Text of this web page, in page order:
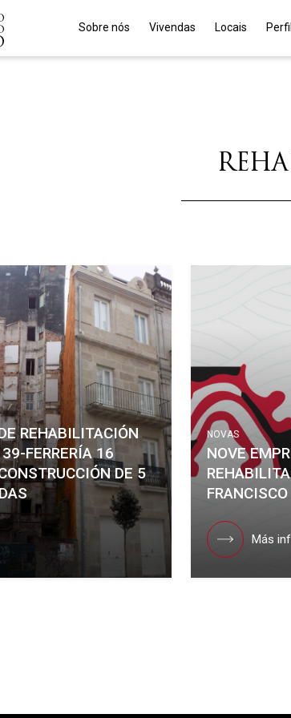
Sobre nós Vivendas Locais
REHABILITACIÓN
FERRERÍA 16
DE 5
NOVAS
NOVE
Más